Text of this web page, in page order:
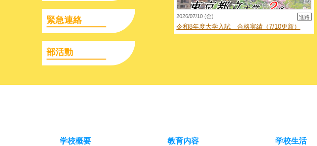
緊急連絡
部活動
2026/07/10 (金) 進路
令和8年度大学入試 合格実績（7/10更新）
学校概要 教育内容 学校生活